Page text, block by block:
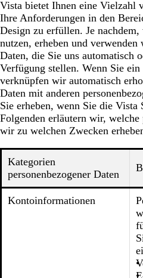
Vista bietet Ihnen eine Vielzahl
Ihre Anforderungen in den
Design zu erfüllen. Je
nutzen, erheben und verwenden
Daten, die Sie uns automatisch
Verfügung stellen. Wenn Sie
verknüpfen wir automatisch
Daten mit anderen
Sie erheben, wenn Sie die Vista
Folgenden erläutern wir, welche
wir zu welchen Zwecken
Kategorien
personenbezogener Daten
Kontoinformationen